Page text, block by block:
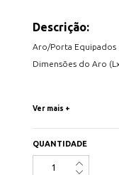
Descrição:
Aro/Porta Equipados
Dimensões do Aro
Ver mais +
QUANTIDADE